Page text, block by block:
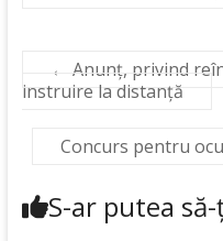
←
Anunț, privind
instruire la distanță
Concurs pentru
S-ar putea